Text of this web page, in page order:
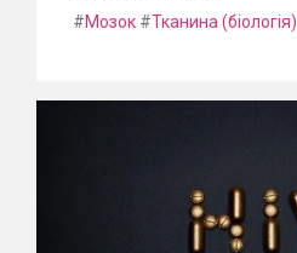
#Мозок #Тканина (біологія)